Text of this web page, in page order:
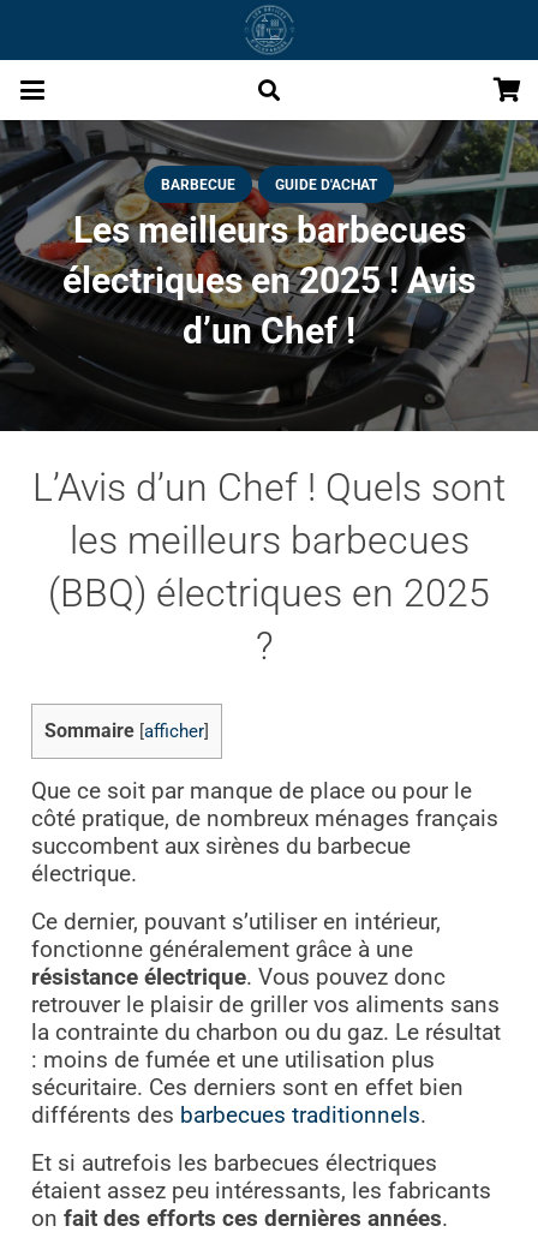
BARBECUE GUIDE D'ACHAT
Les meilleurs barbecues
électriques en 2025 ! Avis
d’un Chef !
L’Avis d’un Chef ! Quels sont
les meilleurs barbecues
(BBQ) électriques en 2025
?
Sommaire afficher]
Que ce soit par manque de place ou pour le
côté pratique, de nombreux ménages français
succombent aux sirènes du barbecue
électrique.
Ce dernier, pouvant s’utiliser en intérieur,
fonctionne généralement grâce à une
résistance électrique. Vous pouvez donc
retrouver le plaisir de griller vos aliments sans
la contrainte du charbon ou du gaz. Le résultat
: moins de fumée et une utilisation plus
sécuritaire. Ces derniers sont en effet bien
différents des barbecues traditionnels.
Et si autrefois les barbecues électriques
étaient assez peu intéressants, les fabricants
on fait des efforts ces dernières années.